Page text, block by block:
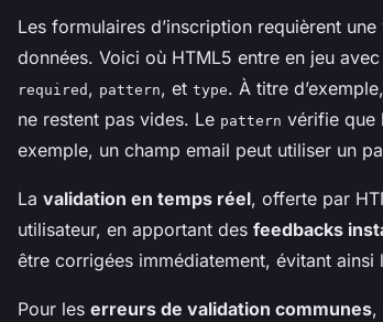
Les formulaires d’inscription requièrent
données. Voici où HTML5 entre en jeu avec
required , pattern, et type. À titre
ne restent pas vides. Le pattern vérifie que
exemple, un champ email peut utiliser un
La validation en temps réel, offerte par
utilisateur, en apportant des feedbacks
être corrigées immédiatement, évitant
Pour les erreurs de validation communes,